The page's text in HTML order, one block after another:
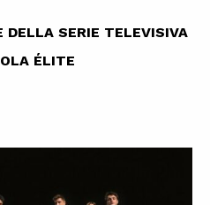
DELLA SERIE TELEVISIVA
ÉLITE